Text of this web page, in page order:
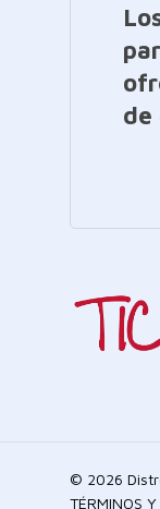
de
© 2026
TÉRMINOS